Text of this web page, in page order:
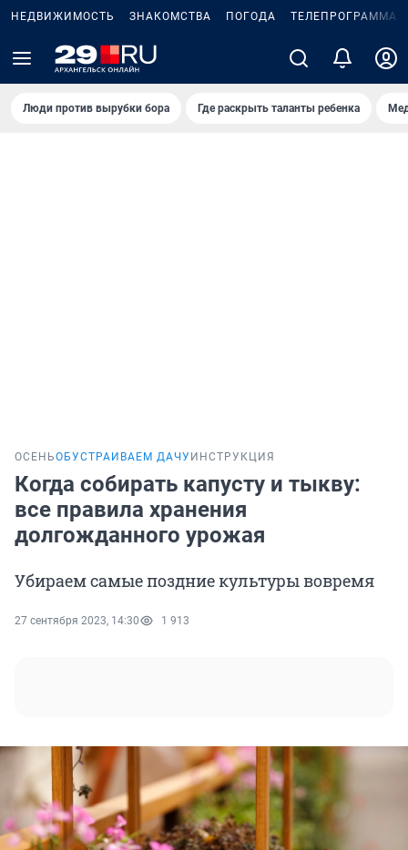
НЕДВИЖИМОСТЬ ЗНАКОМСТВА ПОГОДА ТЕЛЕПРОГРАММА
Люди против вырубки бора Где раскрыть таланты ребенка
ОСЕНЬОБУСТРАИВАЕМ ДАЧУ ИНСТРУКЦИЯ
Когда собирать капусту и тыкву:
все правила хранения
долгожданного урожая
Убираем самые поздние культуры вовремя
27 сентября 2023, 14:30 1 913